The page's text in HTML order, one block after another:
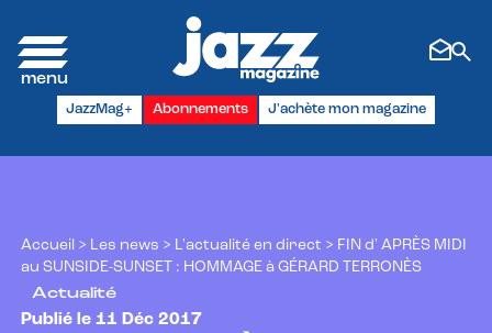
JazzMag+ Abonnements J'achète mon magazine
Accueil > Les news > L'actualité en direct > FIN d' APRÈS MIDI
au SUNSIDE-SUNSET : HOMMAGE à GÉRARD TERRONÈS
Actualité
Publié le 11 Déc 2017